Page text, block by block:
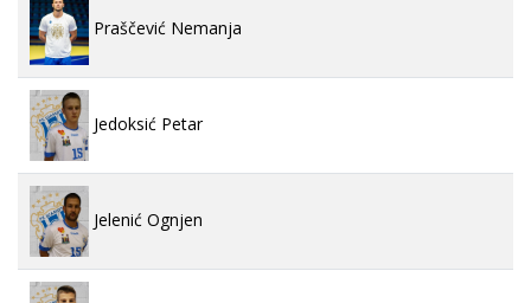
Praščević Nemanja
Jedoksić Petar
Jelenić Ognjen